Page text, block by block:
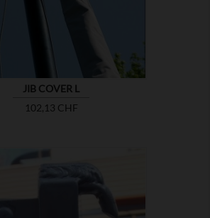
JIB COVER L
Prix
102,13 CHF